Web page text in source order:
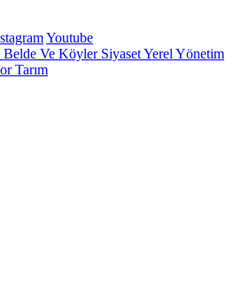
Youtube
Belde Ve KöylerSiyasetYerel Yönetim
Tarım